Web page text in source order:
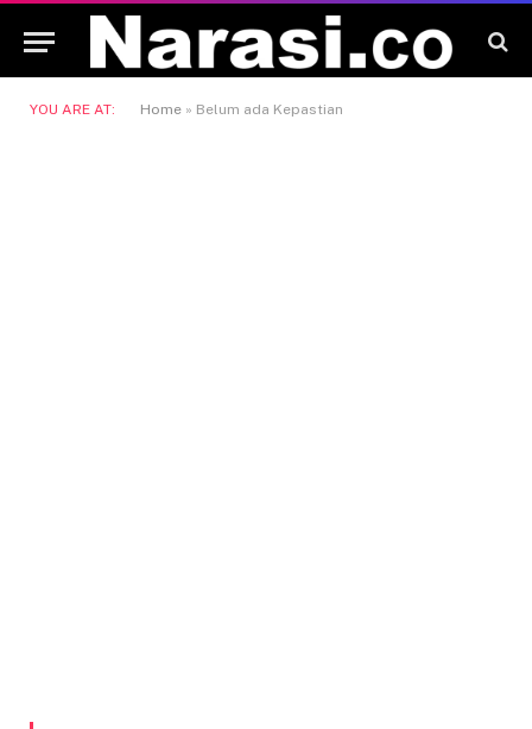
YOU ARE AT: Home » Belum ada Kepastian